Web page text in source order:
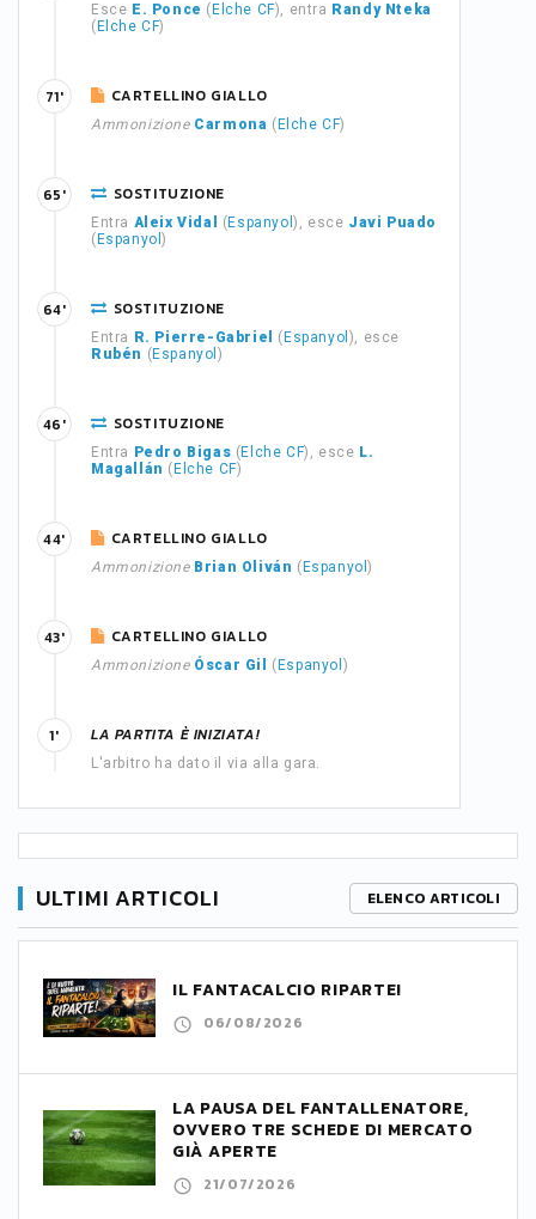
Esce E. Ponce ( Elche CF), entra Randy Nteka
( Elche CF)
CARTELLINO GIALLO
Ammonizione Carmona ( Elche CF)
71'
SOSTITUZIONE
Entra Aleix Vidal ( Espanyol), esce Javi Puado
( Espanyol)
65'
SOSTITUZIONE
Entra R. Pierre-Gabriel ( Espanyol ), esce
Rubén ( Espanyol)
64'
SOSTITUZIONE
Entra Pedro Bigas ( Elche CF), esce L.
Magallán ( Elche CF)
46'
CARTELLINO GIALLO
Ammonizione Brian Oliván ( Espanyol)
44'
CARTELLINO GIALLO
Ammonizione Óscar Gil ( Espanyol )
43'
LA PARTITA È INIZIATA!
L'arbitro ha dato il via alla gara.
1'
ULTIMI ARTICOLI ELENCO ARTICOLI
IL FANTACALCIO RIPARTE!
06/08/2026
LA PAUSA DEL FANTALLENATORE,
OVVERO TRE SCHEDE DI MERCATO
GIÀ APERTE
21/07/2026